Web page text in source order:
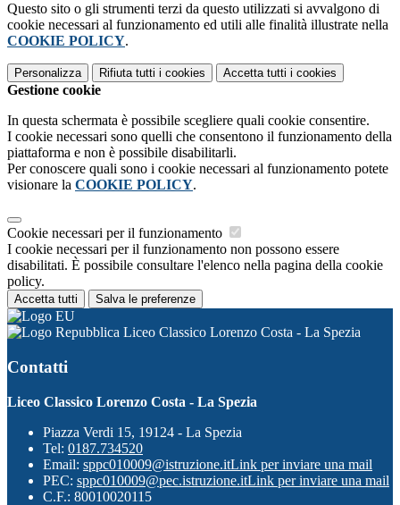
Questo sito o gli strumenti terzi da questo utilizzati si avvalgono di
cookie necessari al funzionamento ed utili alle finalità illustrate nella
COOKIE POLICY.
Personalizza Rifiuta tutti i cookies Accetta tutti i cookies
Gestione cookie
In questa schermata è possibile scegliere quali cookie consentire.
I cookie necessari sono quelli che consentono il funzionamento della
piattaforma e non è possibile disabilitarli.
Per conoscere quali sono i cookie necessari al funzionamento potete
visionare la COOKIE POLICY.
Cookie necessari per il funzionamento
I cookie necessari per il funzionamento non possono essere
disabilitati. È possibile consultare l'elenco nella pagina della cookie
policy.
Accetta tutti Salva le preferenze
Liceo Classico Lorenzo Costa - La Spezia
Contatti
Liceo Classico Lorenzo Costa - La Spezia
Piazza Verdi 15, 19124 - La Spezia
Tel: 0187.734520
Email: sppc010009@istruzione.itLink per inviare una mail
PEC: sppc010009@pec.istruzione.itLink per inviare una mail
C.F.: 80010020115